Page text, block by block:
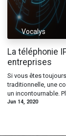
Vocalys
La téléphonie
entreprises
Si vous êtes
traditionnelle, une
un incontournable.
Jun 14, 2020